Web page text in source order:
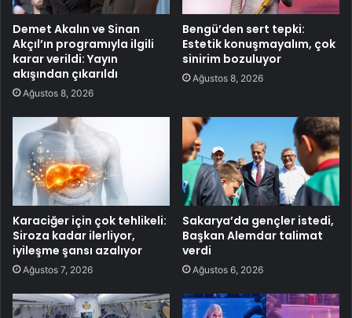
Demet Akalın ve Sinan
Akçıl’ın programıyla ilgili
karar verildi: Yayın
akışından çıkarıldı
Ağustos 8, 2026
Bengü’den sert tepki:
Estetik konuşmayalım, çok
sinirim bozuluyor
Ağustos 8, 2026
Karaciğer için çok tehlikeli:
Siroza kadar ilerliyor,
iyileşme şansı azalıyor
Ağustos 7, 2026
Sakarya’da gençler istedi,
Başkan Alemdar talimat
verdi
Ağustos 6, 2026